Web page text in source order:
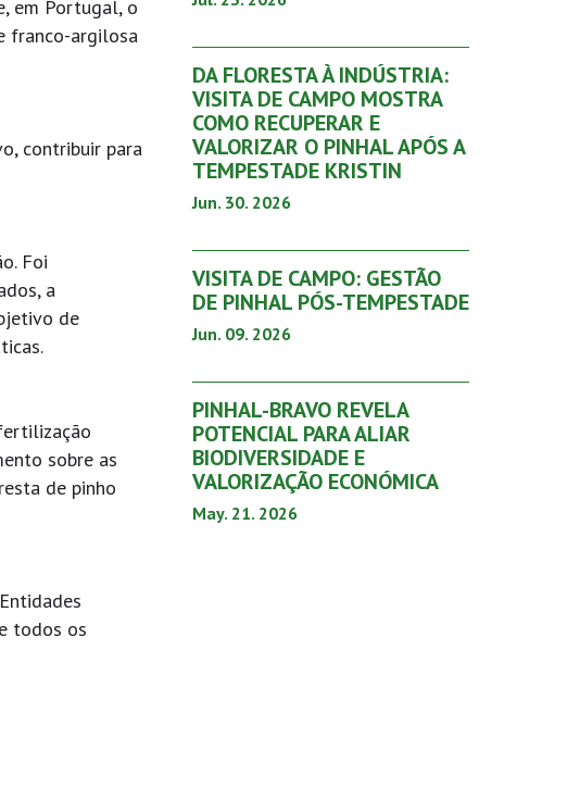
em Portugal, o
franco-argilosa
contribuir para
Foi
a
de
sobre as
de pinho
todos os
DA FLORESTA À INDÚSTRIA:
VISITA DE CAMPO MOSTRA
COMO RECUPERAR E
VALORIZAR O PINHAL APÓS A
TEMPESTADE KRISTIN
Jun. 30. 2026
VISITA DE CAMPO: GESTÃO
DE PINHAL PÓS-TEMPESTADE
Jun. 09. 2026
PINHAL-BRAVO REVELA
POTENCIAL PARA ALIAR
BIODIVERSIDADE E
VALORIZAÇÃO ECONÓMICA
May. 21. 2026